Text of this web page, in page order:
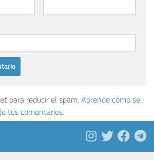
para reducir el spam. Aprende cómo se
tus comentarios.